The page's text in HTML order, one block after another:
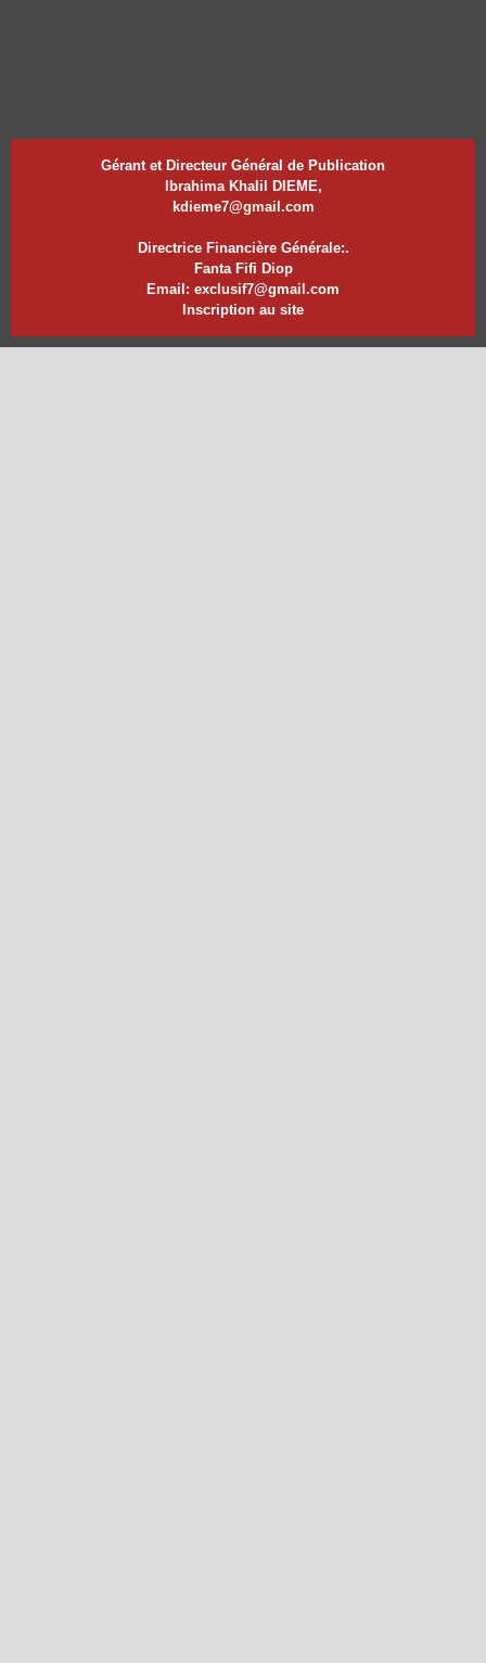
Gérant et Directeur Général de Publication
Ibrahima Khalil DIEME,
kdieme7@gmail.com
Directrice Financière Générale:.
Fanta Fifi Diop
Email: exclusif7@gmail.com
Inscription au site